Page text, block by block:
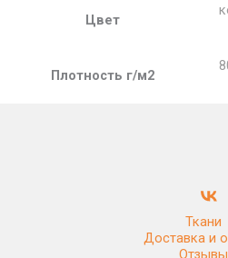
Цвет
Плотность г/м2
Ткани
Доставка и
Отзывы